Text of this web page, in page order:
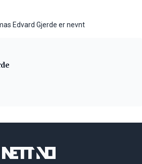
Edvard Gjerde er nevnt